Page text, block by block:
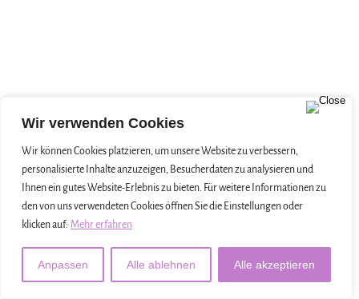
Wir verwenden Cookies
Wir können Cookies platzieren, um unsere Website zu verbessern,
personalisierte Inhalte anzuzeigen, Besucherdaten zu analysieren und
Ihnen ein gutes Website-Erlebnis zu bieten. Für weitere Informationen zu
den von uns verwendeten Cookies öffnen Sie die Einstellungen oder
klicken auf: Mehr erfahren
Anpassen Alle ablehnen Alle akzeptieren